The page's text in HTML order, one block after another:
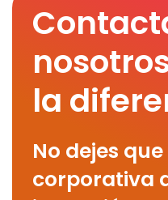
la
No dejes
corporativa